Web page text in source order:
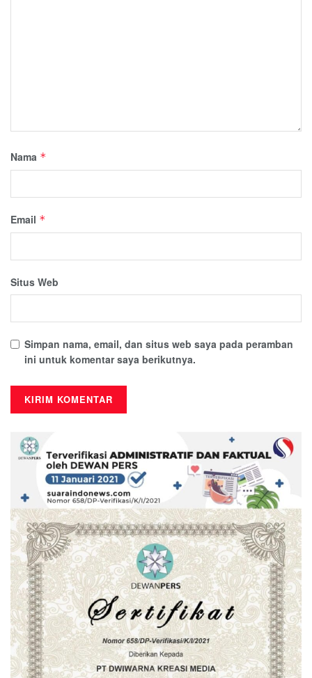
Nama *
Email *
Situs Web
Simpan nama, email, dan situs web saya pada peramban
ini untuk komentar saya berikutnya.